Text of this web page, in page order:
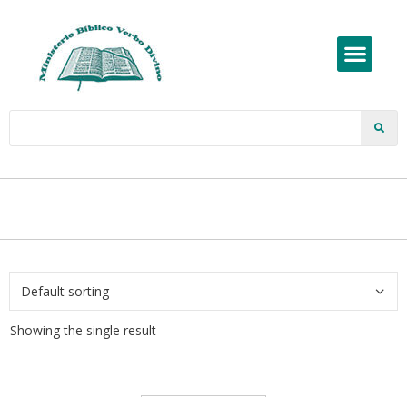
Showing the single result